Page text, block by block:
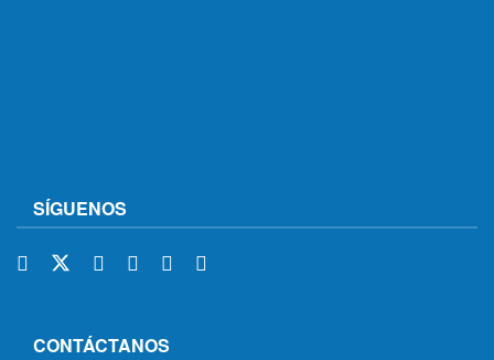
SÍGUENOS
CONTÁCTANOS